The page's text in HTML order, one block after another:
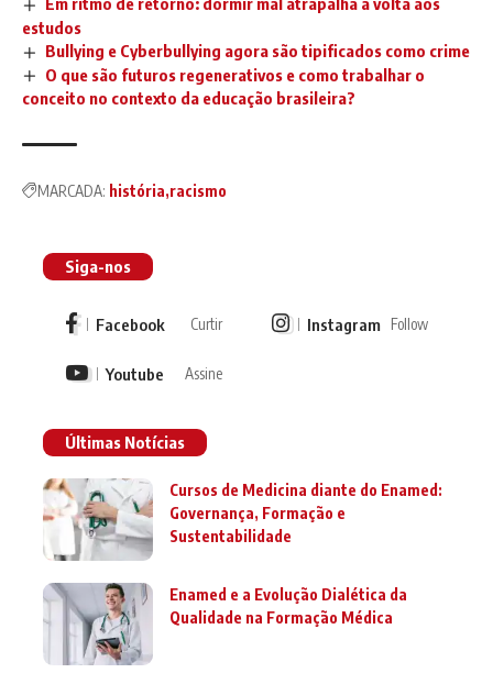
estudos
Bullying e Cyberbullying agora são tipificados como crime
O que são futuros regenerativos e como trabalhar o
conceito no contexto da educação brasileira?
MARCADA: história racismo
Siga-nos
Facebook Curtir Instagram Follow
Youtube Assine
Últimas Notícias
Cursos de Medicina diante do Enamed:
Governança, Formação e
Sustentabilidade
Enamed e a Evolução Dialética da
Qualidade na Formação Médica